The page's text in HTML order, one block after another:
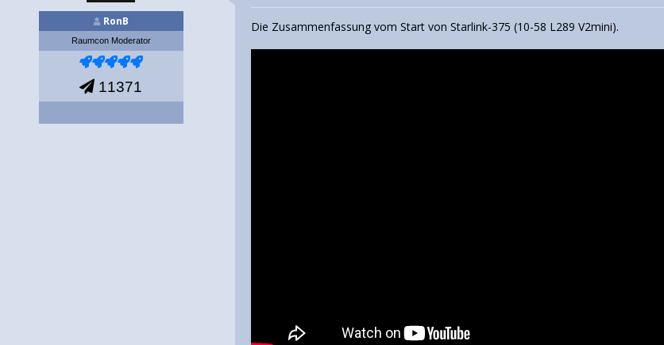
RonB
Raumcon Moderator
11371
Die Zusammenfassung vom Start von Starlink-375 (10-58 L289 V2mini).